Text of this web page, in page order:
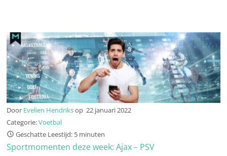
Door Evelien Hendriksop 22 januari 2022
Categorie:Voetbal
Geschatte Leestijd: 5 minuten
Sportmomenten deze week: Ajax – PSV